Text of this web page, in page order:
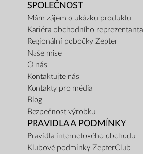
SPOLEČNOST
Mám zájem o ukázku produktu
Kariéra obchodního reprezentanta
Regionální pobočky Zepter
Naše mise
O nás
Kontaktujte nás
Kontakty pro média
Blog
Bezpečnost výrobku
PRAVIDLA A PODMÍNKY
Pravidla internetového obchodu
Klubové podmínky ZepterClub